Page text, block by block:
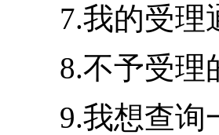
7.我的受理
8.不予受理
9.我想查询